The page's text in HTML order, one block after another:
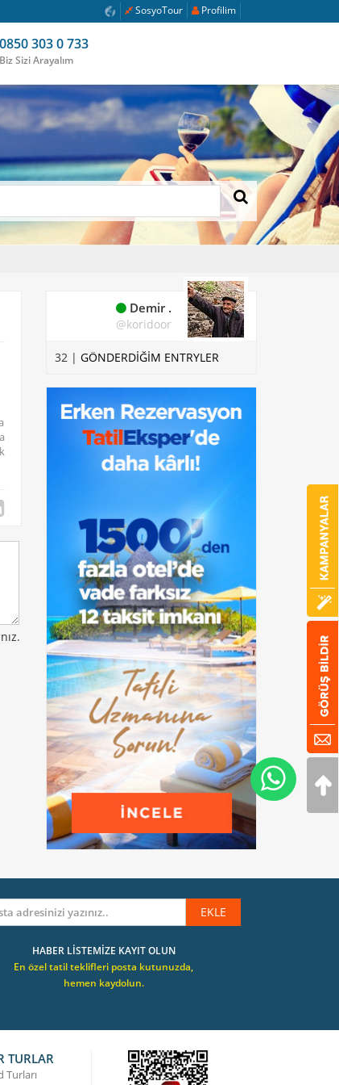
Profilim
SosyoTour
0850 303 0 733
Biz Sizi Arayalım
Demir .
@koridoor
32 | GÖNDERDİĞİM ENTRYLER
EKLE
HABER LİSTEMİZE KAYIT OLUN
En özel tatil teklifleri posta kutunuzda,
hemen kaydolun.
TURLAR
Turları